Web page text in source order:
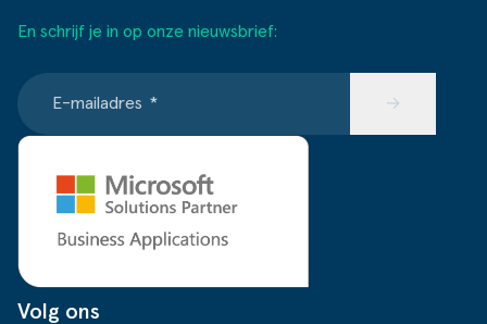
En schrijf je in op onze nieuwsbrief:
E-mailadres * →
Volg ons